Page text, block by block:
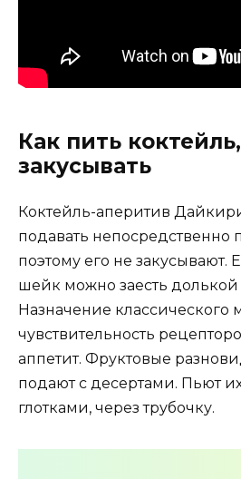
Как пить
закусывать
Коктейль-аперитив
подавать непосредственно
поэтому его не закусывают.
шейк можно заесть
Назначение классического
чувствительность
аппетит. Фруктовые
подают с десертами. Пьют
глотками, через трубочку.